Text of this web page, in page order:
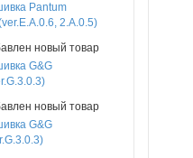
Pantum
2.A.0.5)
новый товар
G&G
новый товар
G&G